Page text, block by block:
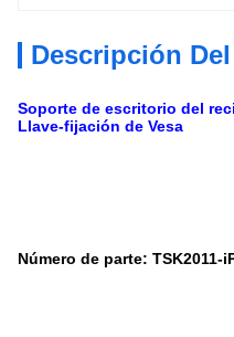
Descripción
Soporte de escritorio del
Llave-fijación de Vesa
Número de parte: TSK2011-